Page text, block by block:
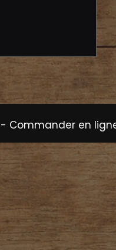
Commander en